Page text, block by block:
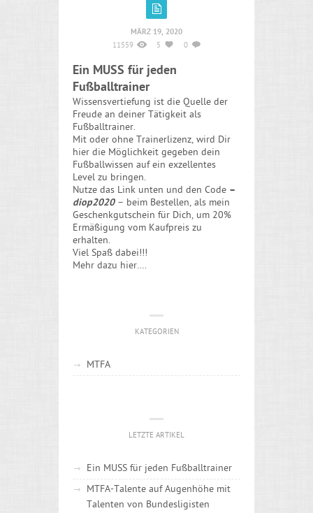
MÄRZ 19, 2020
11559 5 0
Ein MUSS für jeden
Fußballtrainer
Wissensvertiefung ist die Quelle der
Freude an deiner Tätigkeit als
Fußballtrainer.
Mit oder ohne Trainerlizenz, wird Dir
hier die Möglichkeit gegeben dein
Fußballwissen auf ein exzellentes
Level zu bringen.
Nutze das Link unten und den Code –
diop2020– beim Bestellen, als mein
Geschenkgutschein für Dich, um 20%
Ermäßigung vom Kaufpreis zu
erhalten.
Viel Spaß dabei!!!
Mehr dazu hier….
KATEGORIEN
MTFA
LETZTE ARTIKEL
Ein MUSS für jeden Fußballtrainer
MTFA-Talente auf Augenhöhe mit
Talenten von Bundesligisten